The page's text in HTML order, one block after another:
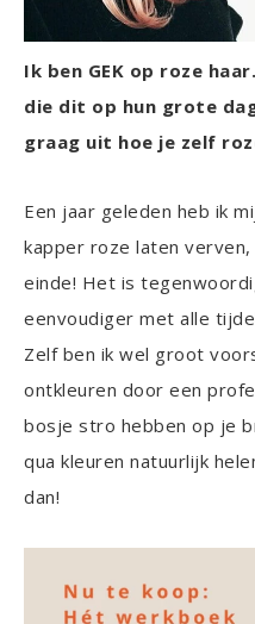
Ik ben GEK op roze
die dit op hun grote
graag uit hoe je zelf
Een jaar geleden heb ik
kapper roze laten
einde! Het is
eenvoudiger met alle
Zelf ben ik wel groot
ontkleuren door een
bosje stro hebben op je
qua kleuren natuurlijk
dan!